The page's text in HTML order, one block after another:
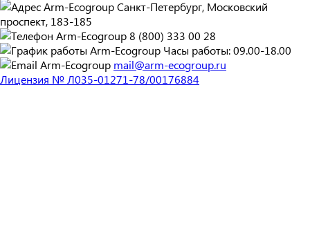
Санкт-Петербург, Московский
проспект, 183-185
8 (800) 333 00 28
Часы работы: 09.00-18.00
mail@arm-ecogroup.ru
Лицензия № Л035-01271-78/00176884